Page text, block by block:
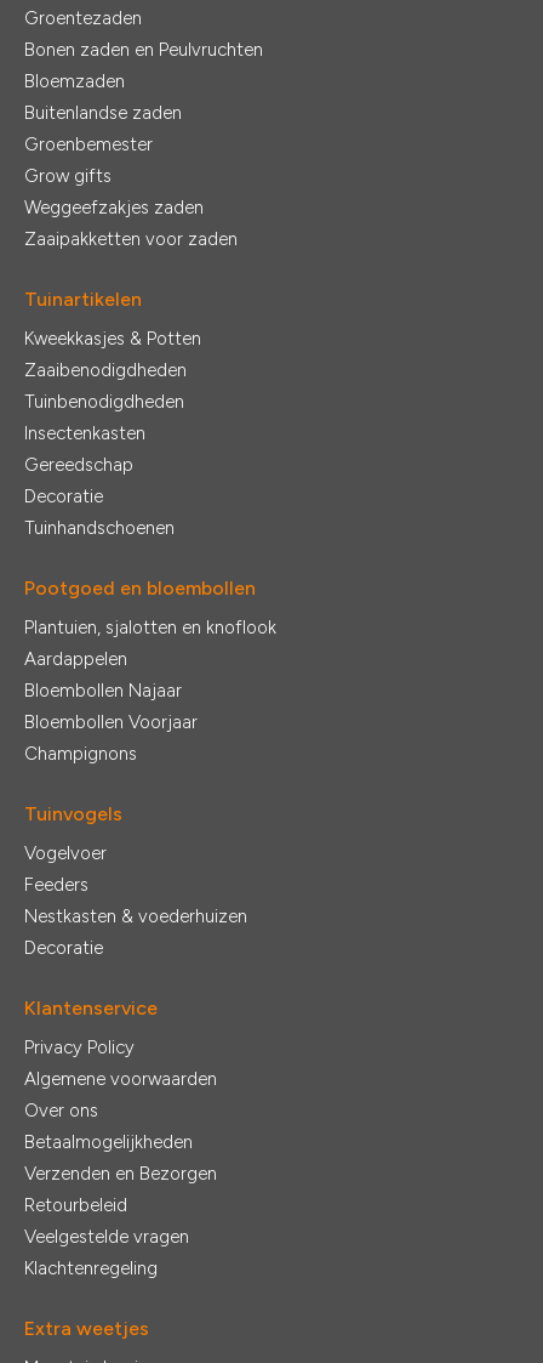
Groentezaden
Bonen zaden en Peulvruchten
Bloemzaden
Buitenlandse zaden
Groenbemester
Grow gifts
Weggeefzakjes zaden
Zaaipakketten voor zaden
Tuinartikelen
Kweekkasjes & Potten
Zaaibenodigdheden
Tuinbenodigdheden
Insectenkasten
Gereedschap
Decoratie
Tuinhandschoenen
Pootgoed en bloembollen
Plantuien, sjalotten en knoflook
Aardappelen
Bloembollen Najaar
Bloembollen Voorjaar
Champignons
Tuinvogels
Vogelvoer
Feeders
Nestkasten & voederhuizen
Decoratie
Klantenservice
Privacy Policy
Algemene voorwaarden
Over ons
Betaalmogelijkheden
Verzenden en Bezorgen
Retourbeleid
Veelgestelde vragen
Klachtenregeling
Extra weetjes